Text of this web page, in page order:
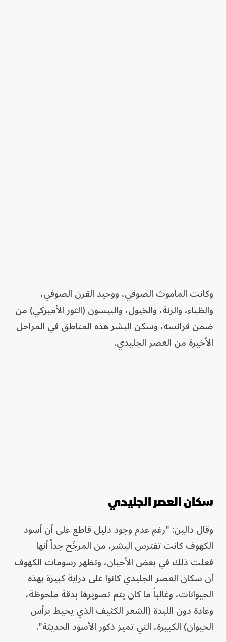
وكانت الماموث الصوفي، ووحيد القرن الصوفي،
والظباء، والرنة، والخيول، والبيسون (الثور الأميركي) من
ضمن فرائسه، وسكن البشر هذه المناطق في المراحل
الأخيرة من العصر الجليدي.
سكان العصر الجليدي
وقال دالين: "رغم عدم وجود دليل قاطع على أن أسود
الكهوف كانت تفترس البشر، من المرجَّح جداً أنها
فعلت ذلك في بعض الأحيان، وتظهر رسومات الكهوف
أن سكان العصر الجليدي كانوا على دراية كبيرة بهذه
الحيوانات، وغالباً ما كان يتم تصويرها بدقة ملحوظة،
وعادة دون اللبدة (الشعر الكثيف الذي يحيط برأس
الحيوان) الكبيرة، التي تميز ذكور الأسود الحديثة".